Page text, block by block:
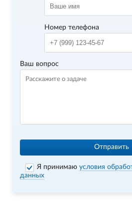
Номер телефона
Ваш вопрос
Отправить
Я принимаюусловия
данных